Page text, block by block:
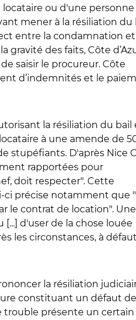
ou d'une personne
mener à la résiliation du
entre la condamnation et
des faits, Côte
saisir le procureur. Côte
d’indemnités et le
la résiliation du bail
à une amende de
stupéfiants. D'après Nice
rapportées pour
doit respecter". Cette
ci précise notamment que
le contrat de location". Une
d'user de la chose louée
les circonstances, à
la résiliation
constituant un défaut de
trouble présente un certain